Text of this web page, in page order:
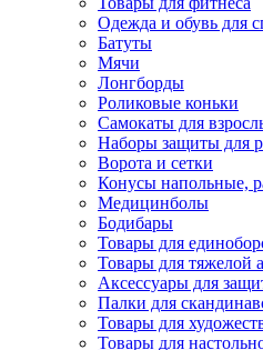
Одежда и обувь для
Батуты
Мячи
Лонгборды
Роликовые коньки
Самокаты для
Наборы защиты для
Ворота и сетки
Конусы напольные,
Медицинболы
Бодибары
Товары для
Товары для тяжелой
Аксессуары для
Палки для
Товары для
Товары для